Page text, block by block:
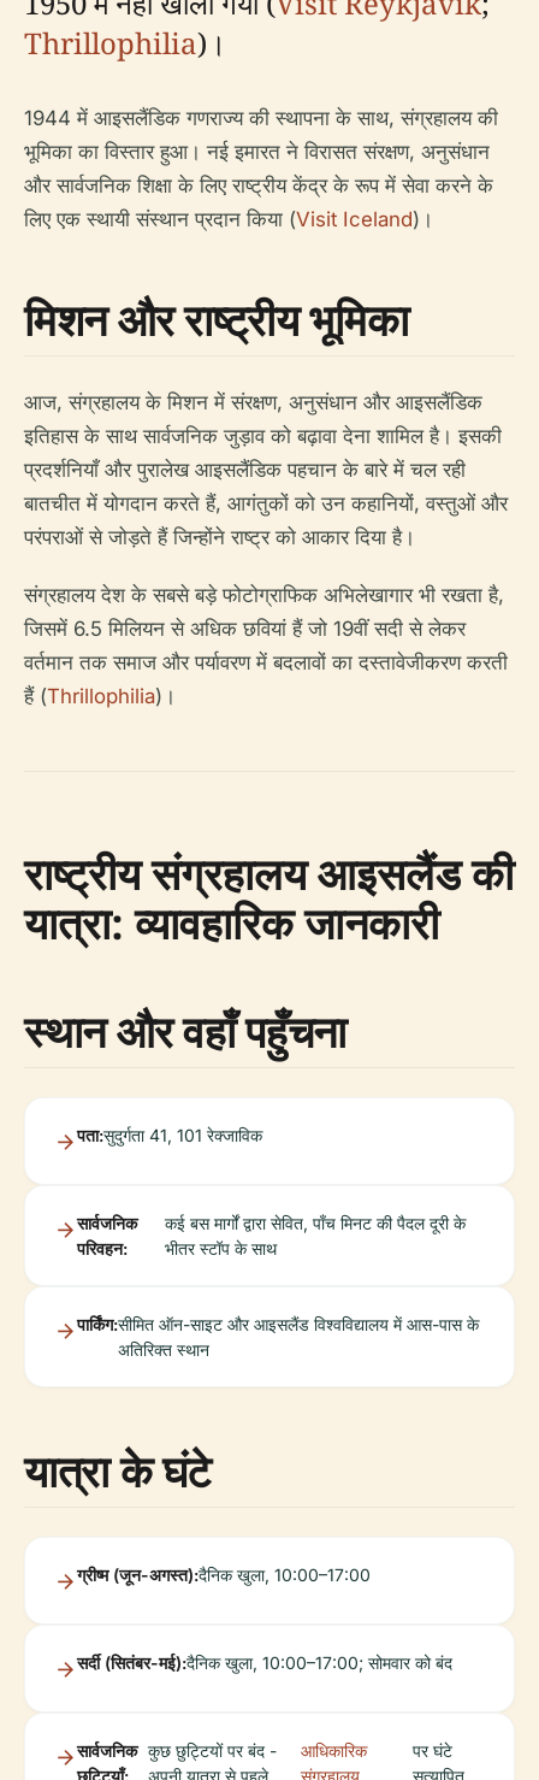
Thrillophilia)।
1944 में आइसलैंडिक गणराज्य की स्थापना के साथ, संग्रहालय की
भूमिका का विस्तार हुआ। नई इमारत ने विरासत संरक्षण, अनुसंधान
और सार्वजनिक शिक्षा के लिए राष्ट्रीय केंद्र के रूप में सेवा करने के
लिए एक स्थायी संस्थान प्रदान किया (Visit Iceland)।
मिशन और राष्ट्रीय भूमिका
आज, संग्रहालय के मिशन में संरक्षण, अनुसंधान और आइसलैंडिक
इतिहास के साथ सार्वजनिक जुड़ाव को बढ़ावा देना शामिल है। इसकी
प्रदर्शनियाँ और पुरालेख आइसलैंडिक पहचान के बारे में चल रही
बातचीत में योगदान करते हैं, आगंतुकों को उन कहानियों, वस्तुओं और
परंपराओं से जोड़ते हैं जिन्होंने राष्ट्र को आकार दिया है।
संग्रहालय देश के सबसे बड़े फोटोग्राफिक अभिलेखागार भी रखता है,
जिसमें 6.5 मिलियन से अधिक छवियां हैं जो 19वीं सदी से लेकर
वर्तमान तक समाज और पर्यावरण में बदलावों का दस्तावेजीकरण करती
हैं (Thrillophilia)।
राष्ट्रीय संग्रहालय आइसलैंड की
यात्रा: व्यावहारिक जानकारी
स्थान और वहाँ पहुँचना
पता:सुदुर्गता 41, 101 रेक्जाविक
सार्वजनिक
परिवहन:
कई बस मार्गों द्वारा सेवित, पाँच मिनट की पैदल दूरी के
भीतर स्टॉप के साथ
पार्किंग:सीमित ऑन-साइट और आइसलैंड विश्वविद्यालय में आस-पास के
अतिरिक्त स्थान
यात्रा के घंटे
ग्रीष्म (जून-अगस्त):दैनिक खुला, 10:00–17:00
सर्दी (सितंबर-मई):दैनिक खुला, 10:00–17:00; सोमवार को बंद
सार्वजनिक
छुट्टियाँ:
कुछ छुट्टियों पर बंद -
अपनी यात्रा से पहले
आधिकारिक
संग्रहालय
पर घंटे
सत्यापित